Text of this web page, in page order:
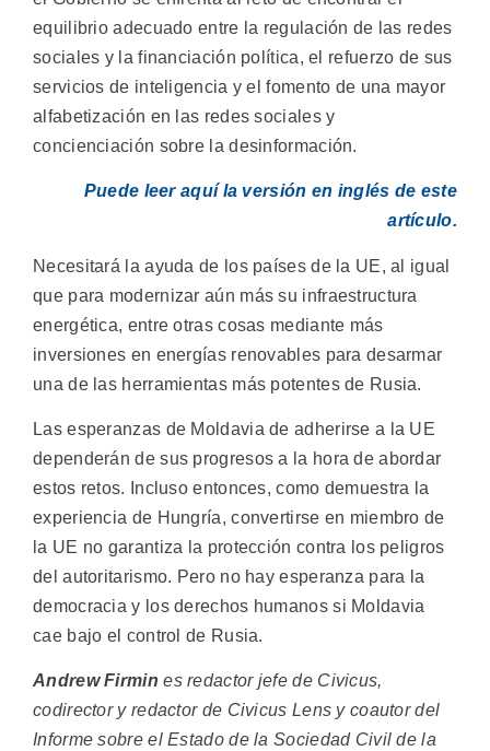
equilibrio adecuado entre la regulación de las redes
sociales y la financiación política, el refuerzo de sus
servicios de inteligencia y el fomento de una mayor
alfabetización en las redes sociales y
concienciación sobre la desinformación.
Puede leer aquí la versión en inglés de este
artículo.
Necesitará la ayuda de los países de la UE, al igual
que para modernizar aún más su infraestructura
energética, entre otras cosas mediante más
inversiones en energías renovables para desarmar
una de las herramientas más potentes de Rusia.
Las esperanzas de Moldavia de adherirse a la UE
dependerán de sus progresos a la hora de abordar
estos retos. Incluso entonces, como demuestra la
experiencia de Hungría, convertirse en miembro de
la UE no garantiza la protección contra los peligros
del autoritarismo. Pero no hay esperanza para la
democracia y los derechos humanos si Moldavia
cae bajo el control de Rusia.
Andrew Firmines redactor jefe de Civicus,
codirector y redactor de Civicus Lens y coautor del
Informe sobre el Estado de la Sociedad Civil de la